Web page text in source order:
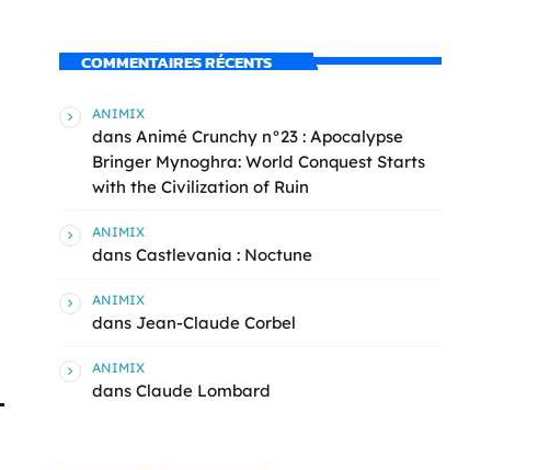
COMMENTAIRES RÉCENTS
ANIMIX
dans Animé Crunchy n°23 : Apocalypse
Bringer Mynoghra: World Conquest Starts
with the Civilization of Ruin
ANIMIX
dans Castlevania : Noctune
ANIMIX
dans Jean-Claude Corbel
ANIMIX
dans Claude Lombard